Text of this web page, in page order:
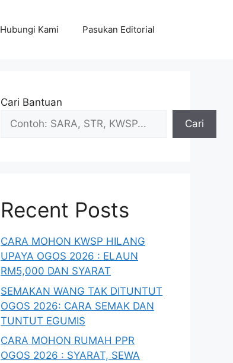
Hubungi Kami Pasukan Editorial
Cari Bantuan
Cari
Recent Posts
CARA MOHON KWSP HILANG
UPAYA OGOS 2026 : ELAUN
RM5,000 DAN SYARAT
SEMAKAN WANG TAK DITUNTUT
OGOS 2026: CARA SEMAK DAN
TUNTUT EGUMIS
CARA MOHON RUMAH PPR
OGOS 2026 : SYARAT, SEWA